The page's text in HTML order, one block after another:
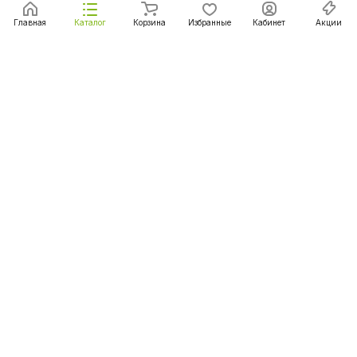
Главная Каталог Корзина Избранные Кабинет Акции